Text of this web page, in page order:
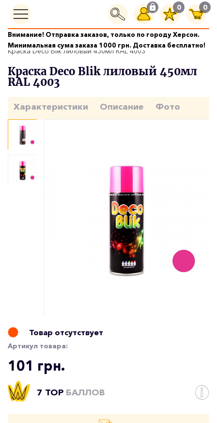
0 0
Внимание! Отправка заказов, только по городу Херсон.
Минимальная сума заказа 1000 грн. Доставка бесплатно!
Краски аэрозольные
Краска Deco Blik лиловый 450мл RAL 4003
Краска Deco Blik лиловый 450мл
RAL 4003
Характеристики Описание Фото
Товар отсутствует
Артикул товара:
101 грн.
7 TOP БАЛЛОВ